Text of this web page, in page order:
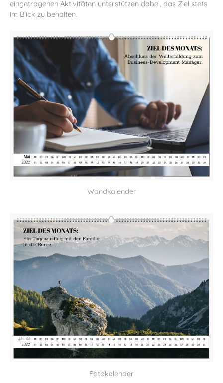
eingetragenen Aktivitäten unterstützen dabei, das Ziel stets
im Blick zu behalten.
Wandkalender
Fotokalender